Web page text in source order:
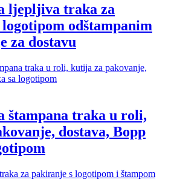
ljepljiva traka za
odštampanim
za dostavu
štampana traka u roli,
dostava, Bopp